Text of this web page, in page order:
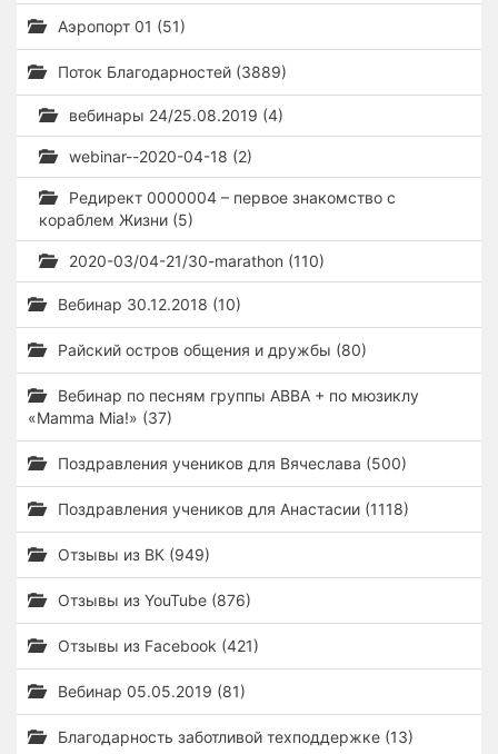
Аэропорт 01 (51)
Поток Благодарностей (3889)
вебинары 24/25.08.2019 (4)
webinar--2020-04-18 (2)
Редирект 0000004 – первое знакомство с
кораблем Жизни (5)
2020-03/04-21/30-marathon (110)
Вебинар 30.12.2018 (10)
Райский остров общения и дружбы (80)
Вебинар по песням группы ABBA + по мюзиклу
«Mamma Mia!» (37)
Поздравления учеников для Вячеслава (500)
Поздравления учеников для Анастасии (1118)
Отзывы из ВК (949)
Отзывы из YouTube (876)
Отзывы из Facebook (421)
Вебинар 05.05.2019 (81)
Благодарность заботливой техподдержке (13)